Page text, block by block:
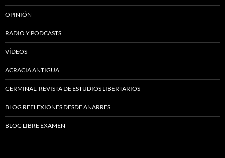
OPINIÓN
RADIO Y PODCASTS
VÍDEOS
ACRACIA ANTIGUA
GERMINAL. REVISTA DE ESTUDIOS LIBERTARIOS
BLOG REFLEXIONES DESDE ANARRES
BLOG LIBRE EXAMEN